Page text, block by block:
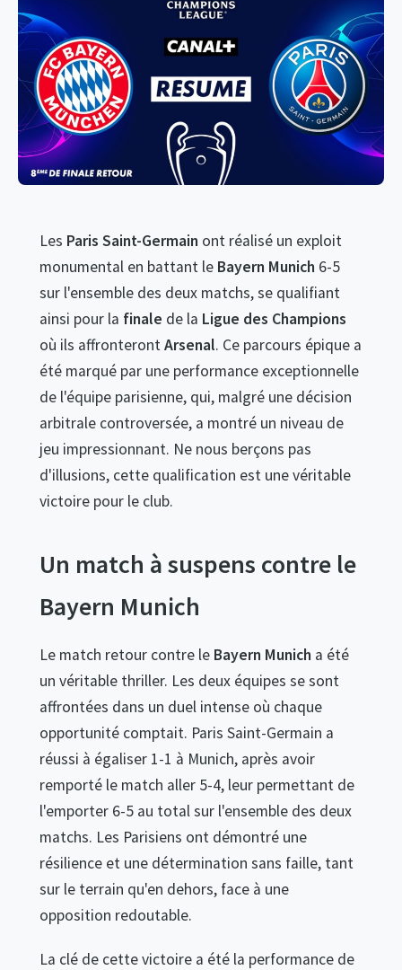
Les Paris Saint-Germain ont réalisé un exploit
monumental en battant le Bayern Munich 6-5
sur l'ensemble des deux matchs, se qualifiant
ainsi pour la finale de la Ligue des Champions
où ils affronterontArsenal. Ce parcours épique a
été marqué par une performance exceptionnelle
de l'équipe parisienne, qui, malgré une décision
arbitrale controversée, a montré un niveau de
jeu impressionnant. Ne nous berçons pas
d'illusions, cette qualification est une véritable
victoire pour le club.
Un match à suspens contre le
Bayern Munich
Le match retour contre le Bayern Munich a été
un véritable thriller. Les deux équipes se sont
affrontées dans un duel intense où chaque
opportunité comptait. Paris Saint-Germain a
réussi à égaliser 1-1 à Munich, après avoir
remporté le match aller 5-4, leur permettant de
l'emporter 6-5 au total sur l'ensemble des deux
matchs. Les Parisiens ont démontré une
résilience et une détermination sans faille, tant
sur le terrain qu'en dehors, face à une
opposition redoutable.
La clé de cette victoire a été la performance de